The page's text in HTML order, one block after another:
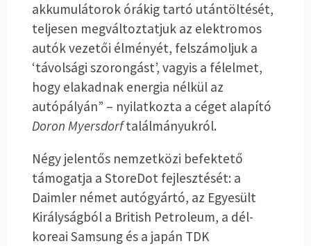
akkumulátorok órákig tartó utántöltését,
teljesen megváltoztatjuk az elektromos
autók vezetői élményét, felszámoljuk a
‘távolsági szorongást’, vagyis a félelmet,
hogy elakadnak energia nélkül az
autópályán” – nyilatkozta a céget alapító
Doron Myersdorftalálmányukról.
Négy jelentős nemzetközi befektető
támogatja a StoreDot fejlesztését: a
Daimler német autógyártó, az Egyesült
Királyságból a British Petroleum, a dél-
koreai Samsung és a japán TDK